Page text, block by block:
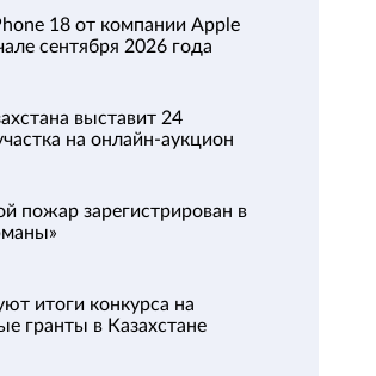
18 от компании Apple
сентября 2026 года
выставит 24
на онлайн-аукцион
пожар зарегистрирован в
итоги конкурса на
гранты в Казахстане